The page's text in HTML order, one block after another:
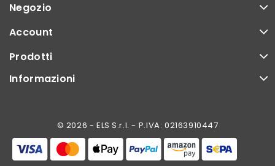
Negozio
Account
Prodotti
Informazioni
© 2026 - ELS S.r.l. - P.IVA: 02163910447